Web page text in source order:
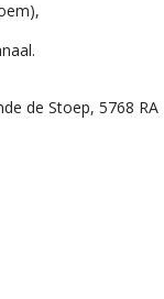
de Stoep, 5768 RA